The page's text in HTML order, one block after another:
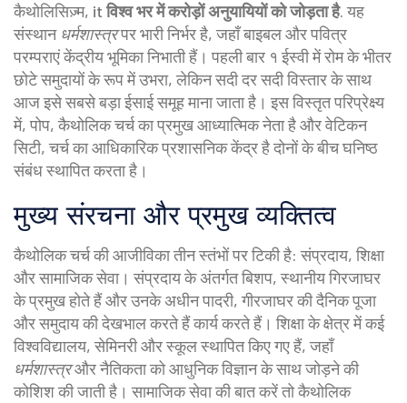
कैथोलिसिज़्म, itविश्व भर में करोड़ों अनुयायियों को जोड़ता है. यह
संस्थान धर्मशास्त्रपर भारी निर्भर है, जहाँ बाइबल और पवित्र
परम्पराएं केंद्रीय भूमिका निभाती हैं। पहली बार १ ईस्वी में रोम के भीतर
छोटे समुदायों के रूप में उभरा, लेकिन सदी दर सदी विस्तार के साथ
आज इसे सबसे बड़ा ईसाई समूह माना जाता है। इस विस्तृत परिप्रेक्ष्य
में,पोप,कैथोलिक चर्च का प्रमुख आध्यात्मिक नेता हैऔरवेटिकन
सिटी,चर्च का आधिकारिक प्रशासनिक केंद्र हैदोनों के बीच घनिष्ठ
संबंध स्थापित करता है।
मुख्य संरचना और प्रमुख व्यक्तित्व
कैथोलिक चर्च की आजीविका तीन स्तंभों पर टिकी है: संप्रदाय, शिक्षा
और सामाजिक सेवा। संप्रदाय के अंतर्गतबिशप,स्थानीय गिरजाघर
के प्रमुख होते हैंऔर उनके अधीनपादरी,गीरजाघर की दैनिक पूजा
और समुदाय की देखभाल करते हैंकार्य करते हैं। शिक्षा के क्षेत्र में कई
विश्वविद्यालय, सेमिनरी और स्कूल स्थापित किए गए हैं, जहाँ
धर्मशास्त्रऔर नैतिकता को आधुनिक विज्ञान के साथ जोड़ने की
कोशिश की जाती है। सामाजिक सेवा की बात करें तो कैथोलिक